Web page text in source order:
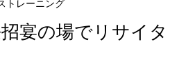
トレーニング
宴の場でリサイタ